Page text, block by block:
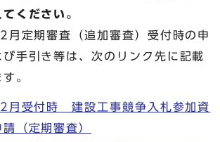
ください。
月定期審査（追加審査）受付時の申
び手引き等は、次のリンク先に記載
。
月受付時 建設工事競争入札参加資
（定期審査）